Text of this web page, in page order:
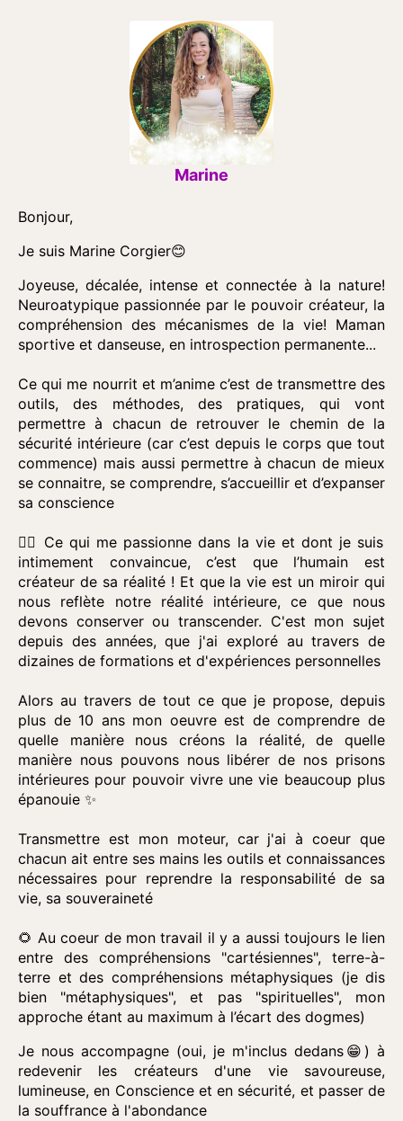
Marine
Bonjour,
Je suis Marine Corgier😊
Joyeuse, décalée, intense et connectée à la nature!
Neuroatypique passionnée par le pouvoir créateur, la
compréhension des mécanismes de la vie! Maman
sportive et danseuse, en introspection permanente...
Ce qui me nourrit et m’anime c’est de transmettre des
outils, des méthodes, des pratiques, qui vont
permettre à chacun de retrouver le chemin de la
sécurité intérieure (car c’est depuis le corps que tout
commence) mais aussi permettre à chacun de mieux
se connaitre, se comprendre, s’accueillir et d’expanser
sa conscience
👉🏼 Ce qui me passionne dans la vie et dont je suis
intimement convaincue, c’est que l’humain est
créateur de sa réalité ! Et que la vie est un miroir qui
nous reflète notre réalité intérieure, ce que nous
devons conserver ou transcender. C'est mon sujet
depuis des années, que j'ai exploré au travers de
dizaines de formations et d'expériences personnelles
Alors au travers de tout ce que je propose, depuis
plus de 10 ans mon oeuvre est de comprendre de
quelle manière nous créons la réalité, de quelle
manière nous pouvons nous libérer de nos prisons
intérieures pour pouvoir vivre une vie beaucoup plus
épanouie ✨️
Transmettre est mon moteur, car j'ai à coeur que
chacun ait entre ses mains les outils et connaissances
nécessaires pour reprendre la responsabilité de sa
vie, sa souveraineté
🌻 Au coeur de mon travail il y a aussi toujours le lien
entre des compréhensions "cartésiennes", terre-à-
terre et des compréhensions métaphysiques (je dis
bien "métaphysiques", et pas "spirituelles", mon
approche étant au maximum à l’écart des dogmes)
Je nous accompagne (oui, je m'inclus dedans😁) à
redevenir les créateurs d'une vie savoureuse,
lumineuse, en Conscience et en sécurité, et passer de
la souffrance à l'abondance